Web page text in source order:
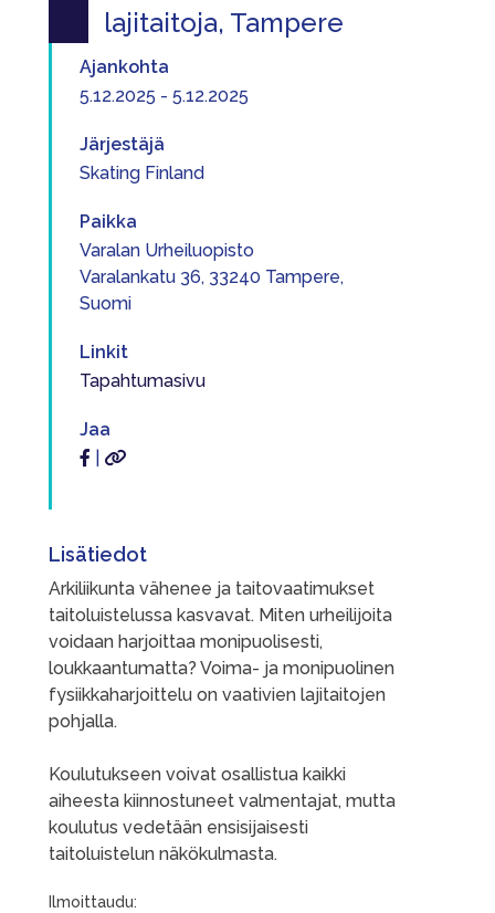
lajitaitoja, Tampere
Ajankohta
5.12.2025 - 5.12.2025
Järjestäjä
Skating Finland
Paikka
Varalan Urheiluopisto
Varalankatu 36, 33240 Tampere,
Suomi
Linkit
Tapahtumasivu
Jaa
Lisätiedot
Arkiliikunta vähenee ja taitovaatimukset
taitoluistelussa kasvavat. Miten urheilijoita
voidaan harjoittaa monipuolisesti,
loukkaantumatta? Voima- ja monipuolinen
fysiikkaharjoittelu on vaativien lajitaitojen
pohjalla.
Koulutukseen voivat osallistua kaikki
aiheesta kiinnostuneet valmentajat, mutta
koulutus vedetään ensisijaisesti
taitoluistelun näkökulmasta.
Ilmoittaudu: